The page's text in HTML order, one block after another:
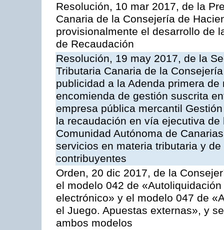
Resolución, 10 mar 2017, de la
Canaria de la Consejería de
provisionalmente el desarrollo de
de Recaudación
Resolución, 19 may 2017, de la
Tributaria Canaria de la
publicidad a la Adenda primera
encomienda de gestión suscrita
empresa pública mercantil
la recaudación en vía ejecutiva
Comunidad Autónoma de
servicios en materia tributaria y
contribuyentes
Orden, 20 dic 2017, de la
el modelo 042 de
electrónico» y el modelo 047 de
el Juego. Apuestas externas», y
ambos modelos